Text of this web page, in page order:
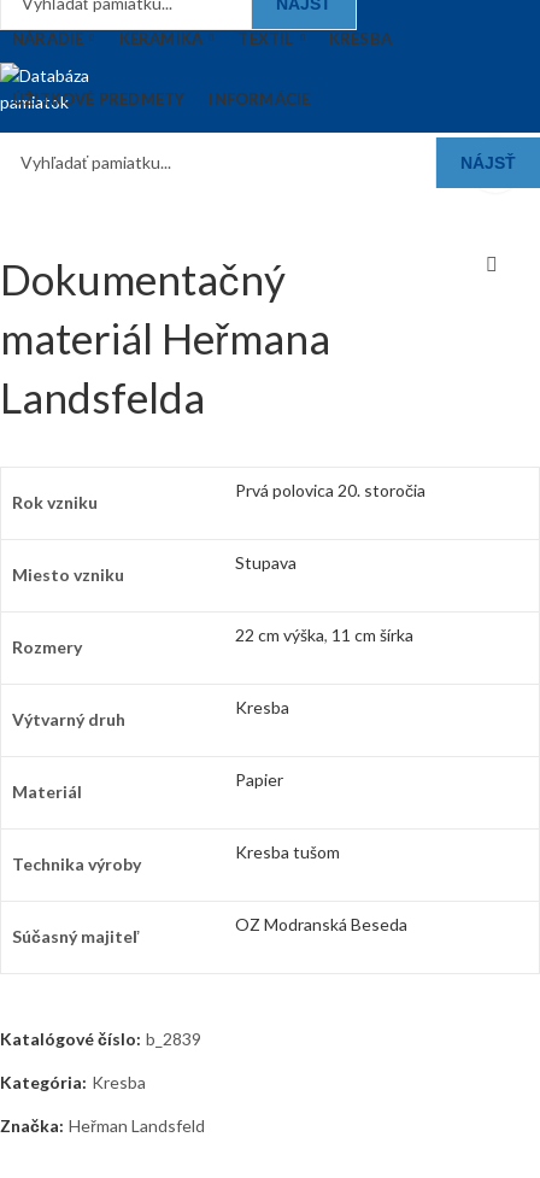
NÁRADIE
KERAMIKA TEXTIL KRESBA
ÚŽITKOVÉ PREDMETY INFORMÁCIE
NÁJSŤ
Dokumentačný
materiál Heřmana
Landsfelda
Rok vzniku
Prvá polovica 20. storočia
Miesto vzniku
Stupava
Rozmery
22 cm výška, 11 cm šírka
Výtvarný druh
Kresba
Materiál
Papier
Technika výroby
Kresba tušom
Súčasný majiteľ
OZ Modranská Beseda
Katalógové číslo: b_2839
Kategória: Kresba
Značka: Heřman Landsfeld